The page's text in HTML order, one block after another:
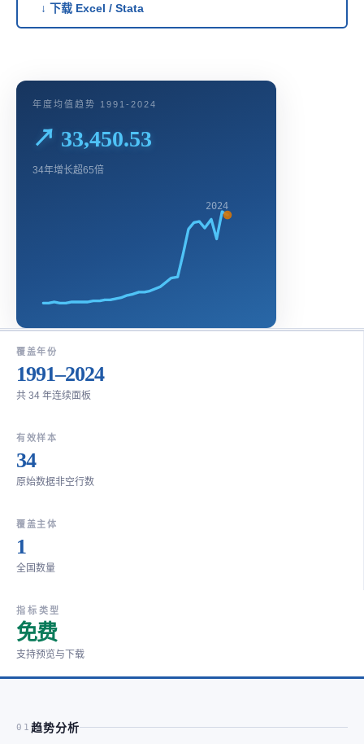
↓ 下载 Excel / Stata
年度均值趋势 1991-2024
↗ 33,450.53
34年增长超65倍
2024
覆盖年份
1991–2024
共 34 年连续面板
有效样本
34
原始数据非空行数
覆盖主体
1
全国数量
指标类型
免费
支持预览与下载
01 趋势分析